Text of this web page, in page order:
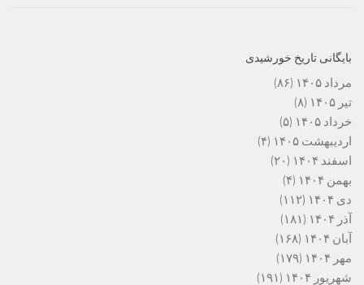
بایگانی تاریخ خورشیدی
مرداد ۱۴۰۵
(۸۶)
تیر ۱۴۰۵
(۸)
خرداد ۱۴۰۵
(۵)
اردیبهشت ۱۴۰۵
(۴)
اسفند ۱۴۰۴
(۲۰)
بهمن ۱۴۰۴
(۴)
دی ۱۴۰۴
(۱۱۲)
آذر ۱۴۰۴
(۱۸۱)
آبان ۱۴۰۴
(۱۶۸)
مهر ۱۴۰۴
(۱۷۹)
شهریور ۱۴۰۴
(۱۹۱)